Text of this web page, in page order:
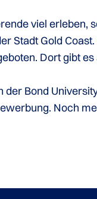
viel erleben,
Stadt Gold
Dort gibt
Bond
Noch